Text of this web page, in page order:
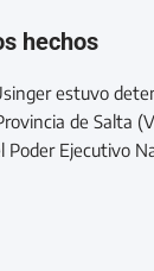
hechos
estuvo
de Salta
Poder Ejecutivo